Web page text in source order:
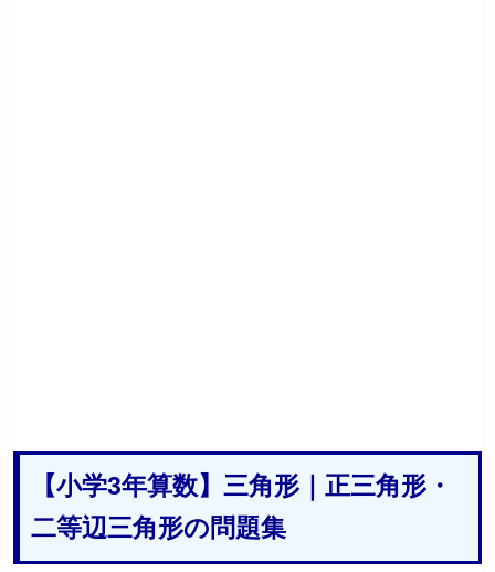
【小学3年算数】三角形｜正三角形・
二等辺三角形の問題集